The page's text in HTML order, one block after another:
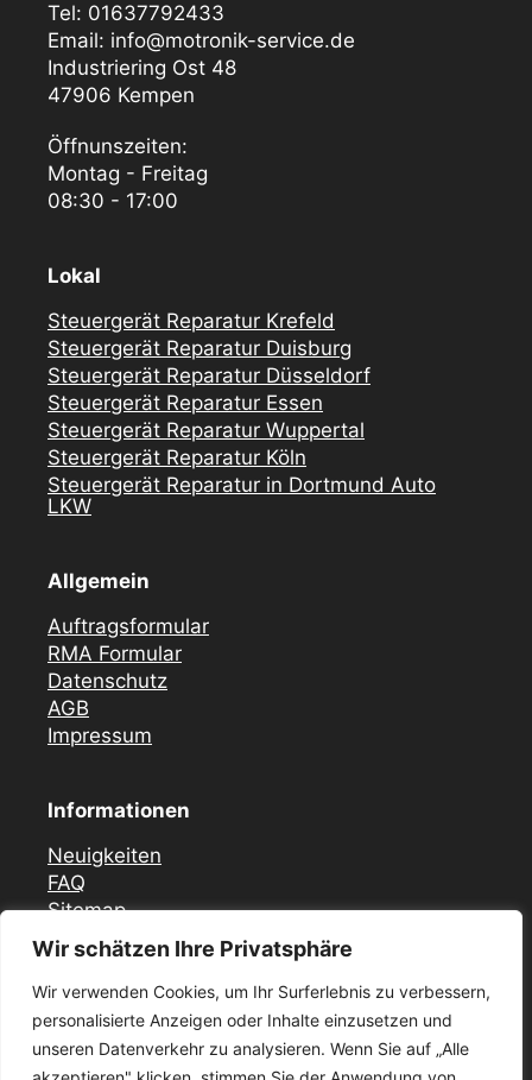
Wir schätzen Ihre Privatsphäre
Wir verwenden Cookies, um Ihr Surferlebnis zu verbessern,
personalisierte Anzeigen oder Inhalte einzusetzen und
unseren Datenverkehr zu analysieren. Wenn Sie auf „Alle
Tel: 01637792433
Email: info@motronik-service.de
Industriering Ost 48
47906 Kempen
Öffnunszeiten:
Montag - Freitag
08:30 - 17:00
Lokal
Steuergerät Reparatur Krefeld
Steuergerät Reparatur Duisburg
Steuergerät Reparatur Düsseldorf
Steuergerät Reparatur Essen
Steuergerät Reparatur Wuppertal
Steuergerät Reparatur Köln
Steuergerät Reparatur in Dortmund Auto
LKW
Allgemein
Auftragsformular
RMA Formular
Datenschutz
AGB
Impressum
Informationen
Neuigkeiten
FAQ
Sitemap
Vor Ort Notfall Service
Mercedes Zündschloss ELV Reparatur
Düsseldorf
Zündschloss ELV Reparatur Krefeld